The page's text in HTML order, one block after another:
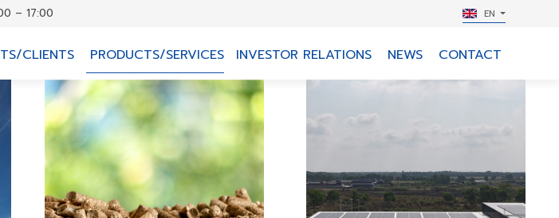
– 17:00 EN
CLIENTS PRODUCTS/SERVICES INVESTOR RELATIONS NEWS CONTACT